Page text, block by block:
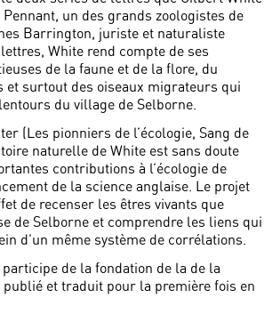
un des grands zoologistes de
Barrington, juriste et naturaliste
White rend compte de ses
de la faune et de la flore, du
et surtout des oiseaux migrateurs qui
du village de Selborne.
(Les pionniers de l’écologie, Sang de
naturelle de White est sans doute
contributions à l’écologie de
de la science anglaise. Le projet
de recenser les êtres vivants que
de Selborne et comprendre les liens qui
d’un même système de corrélations.
de la fondation de la de la
publié et traduit pour la première fois en